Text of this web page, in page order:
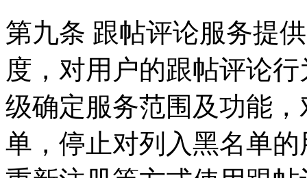
第九条 跟帖评论服务提
度，对用户的跟帖评论
级确定服务范围及功能
单，停止对列入黑名单